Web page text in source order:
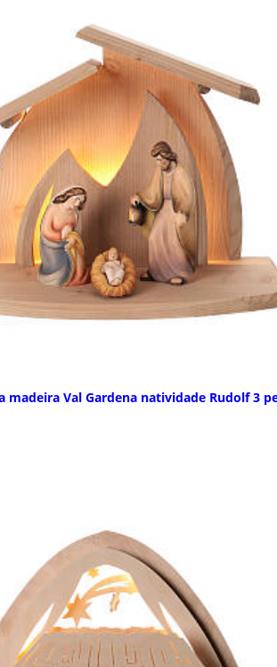
madeira Val Gardena natividade Rudolf 3